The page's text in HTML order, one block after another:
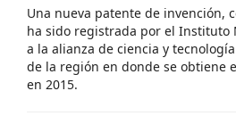
Una nueva patente de invención,
ha sido registrada por el Instituto
a la alianza de ciencia y
de la región en donde se obtiene
en 2015.